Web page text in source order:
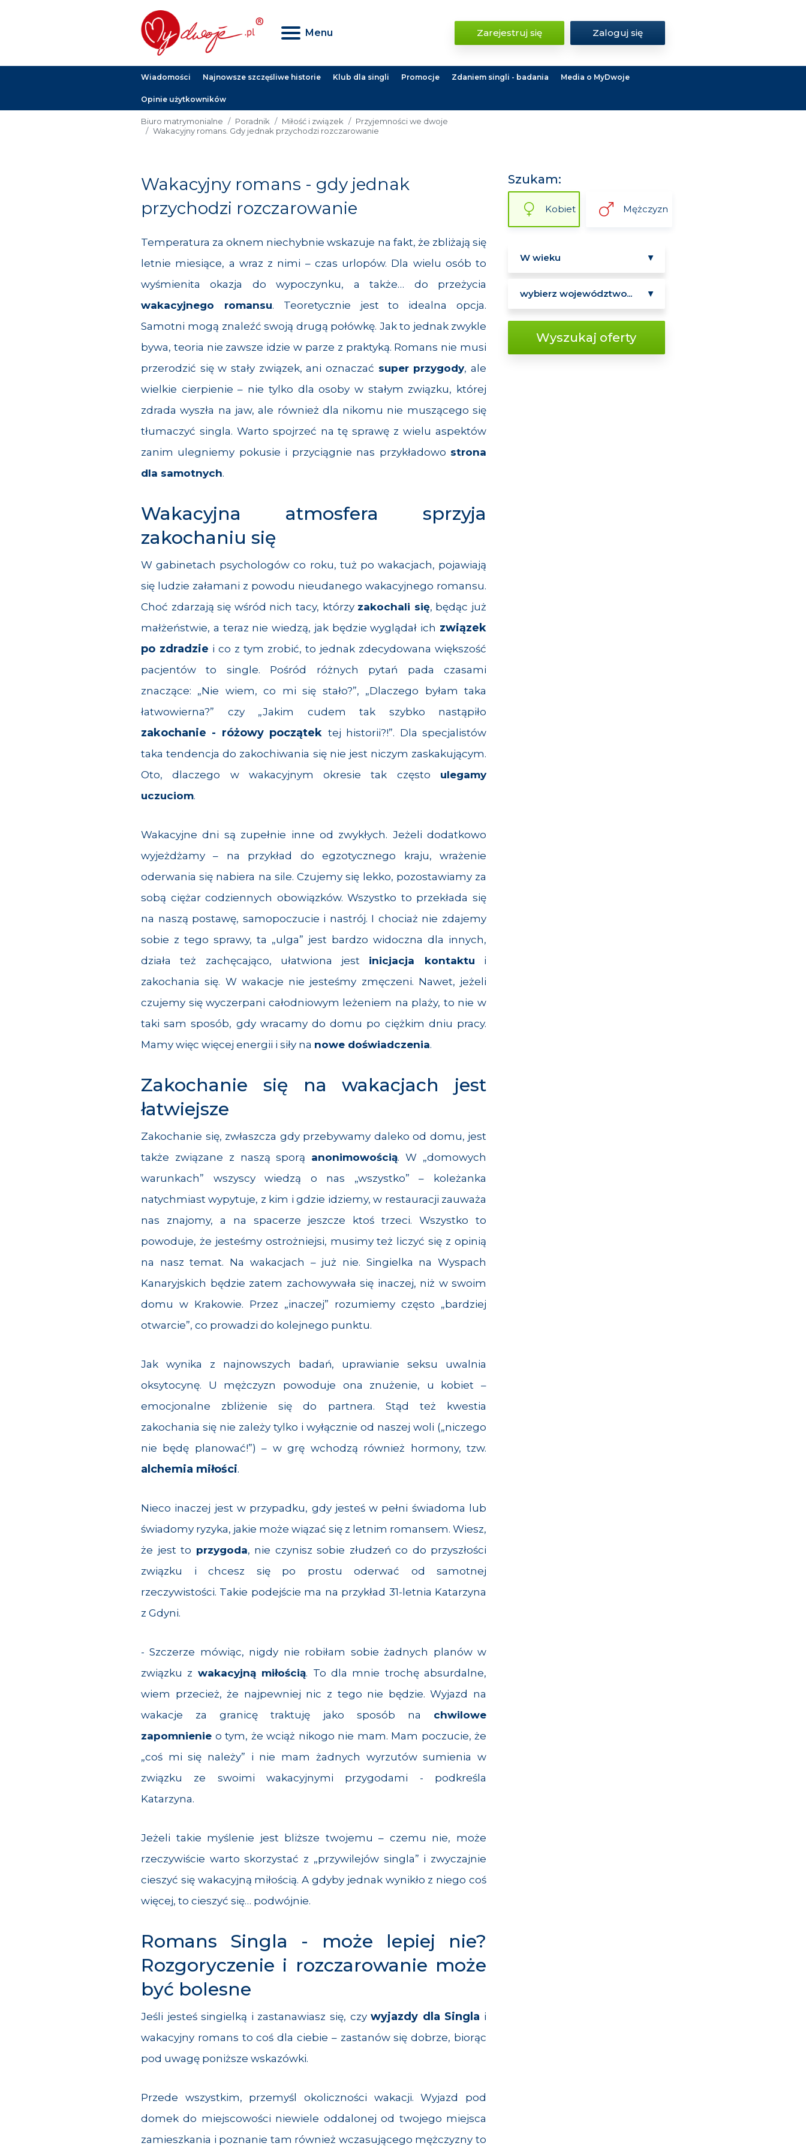
Menu Zarejestruj się Zaloguj się
Wiadomości Najnowsze szczęśliwe historie Klub dla singli Promocje Zdaniem singli - badania Media o MyDwoje
Opinie użytkowników
Biuro matrymonialne Poradnik Miłość i związek
Przyjemności we dwoje
Wakacyjny romans. Gdy jednak przychodzi rozczarowanie
Szukam:
Kobiet Mężczyzn
Wyszukaj oferty
Wakacyjny romans - gdy jednak
przychodzi rozczarowanie
Temperatura za oknem niechybnie wskazuje na fakt, że zbliżają się
letnie miesiące, a wraz z nimi – czas urlopów. Dla wielu osób to
wyśmienita okazja do wypoczynku, a także… do przeżycia
wakacyjnego romansu. Teoretycznie jest to idealna opcja.
Samotni mogą znaleźć swoją drugą połówkę. Jak to jednak zwykle
bywa, teoria nie zawsze idzie w parze z praktyką. Romans nie musi
przerodzić się w stały związek, ani oznaczać super przygody, ale
wielkie cierpienie – nie tylko dla osoby w stałym związku, której
zdrada wyszła na jaw, ale również dla nikomu nie muszącego się
tłumaczyć singla. Warto spojrzeć na tę sprawę z wielu aspektów
zanim ulegniemy pokusie i przyciągnie nas przykładowo strona
dla samotnych.
Wakacyjna atmosfera sprzyja
zakochaniu się
W gabinetach psychologów co roku, tuż po wakacjach, pojawiają
się ludzie załamani z powodu nieudanego wakacyjnego romansu.
Choć zdarzają się wśród nich tacy, którzy zakochali się, będąc już
małżeństwie, a teraz nie wiedzą, jak będzie wyglądał ich związek
po zdradzie i co z tym zrobić, to jednak zdecydowana większość
pacjentów to single. Pośród różnych pytań pada czasami
znaczące: „Nie wiem, co mi się stało?”, „Dlaczego byłam taka
łatwowierna?” czy „Jakim cudem tak szybko nastąpiło
zakochanie - różowy początek tej historii?!”. Dla specjalistów
taka tendencja do zakochiwania się nie jest niczym zaskakującym.
Oto, dlaczego w wakacyjnym okresie tak często ulegamy
uczuciom.
Wakacyjne dni są zupełnie inne od zwykłych. Jeżeli dodatkowo
wyjeżdżamy – na przykład do egzotycznego kraju, wrażenie
oderwania się nabiera na sile. Czujemy się lekko, pozostawiamy za
sobą ciężar codziennych obowiązków. Wszystko to przekłada się
na naszą postawę, samopoczucie i nastrój. I chociaż nie zdajemy
sobie z tego sprawy, ta „ulga” jest bardzo widoczna dla innych,
działa też zachęcająco, ułatwiona jest inicjacja kontaktu i
zakochania się. W wakacje nie jesteśmy zmęczeni. Nawet, jeżeli
czujemy się wyczerpani całodniowym leżeniem na plaży, to nie w
taki sam sposób, gdy wracamy do domu po ciężkim dniu pracy.
Mamy więc więcej energii i siły na nowe doświadczenia.
Zakochanie się na wakacjach jest
łatwiejsze
Zakochanie się, zwłaszcza gdy przebywamy daleko od domu, jest
także związane z naszą sporą anonimowością. W „domowych
warunkach” wszyscy wiedzą o nas „wszystko” – koleżanka
natychmiast wypytuje, z kim i gdzie idziemy, w restauracji zauważa
nas znajomy, a na spacerze jeszcze ktoś trzeci. Wszystko to
powoduje, że jesteśmy ostrożniejsi, musimy też liczyć się z opinią
na nasz temat. Na wakacjach – już nie. Singielka na Wyspach
Kanaryjskich będzie zatem zachowywała się inaczej, niż w swoim
domu w Krakowie. Przez „inaczej” rozumiemy często „bardziej
otwarcie”, co prowadzi do kolejnego punktu.
Jak wynika z najnowszych badań, uprawianie seksu uwalnia
oksytocynę. U mężczyzn powoduje ona znużenie, u kobiet –
emocjonalne zbliżenie się do partnera. Stąd też kwestia
zakochania się nie zależy tylko i wyłącznie od naszej woli („niczego
nie będę planować!”) – w grę wchodzą również hormony, tzw.
alchemia miłości.
Nieco inaczej jest w przypadku, gdy jesteś w pełni świadoma lub
świadomy ryzyka, jakie może wiązać się z letnim romansem. Wiesz,
że jest to przygoda, nie czynisz sobie złudzeń co do przyszłości
związku i chcesz się po prostu oderwać od samotnej
rzeczywistości. Takie podejście ma na przykład 31-letnia Katarzyna
z Gdyni.
- Szczerze mówiąc, nigdy nie robiłam sobie żadnych planów w
związku z wakacyjną miłością. To dla mnie trochę absurdalne,
wiem przecież, że najpewniej nic z tego nie będzie. Wyjazd na
wakacje za granicę traktuję jako sposób na chwilowe
zapomnienie o tym, że wciąż nikogo nie mam. Mam poczucie, że
„coś mi się należy” i nie mam żadnych wyrzutów sumienia w
związku ze swoimi wakacyjnymi przygodami - podkreśla
Katarzyna.
Jeżeli takie myślenie jest bliższe twojemu – czemu nie, może
rzeczywiście warto skorzystać z „przywilejów singla” i zwyczajnie
cieszyć się wakacyjną miłością. A gdyby jednak wynikło z niego coś
więcej, to cieszyć się… podwójnie.
Romans Singla - może lepiej nie?
Rozgoryczenie i rozczarowanie może
być bolesne
Jeśli jesteś singielką i zastanawiasz się, czywyjazdy dla Singla i
wakacyjny romans to coś dla ciebie – zastanów się dobrze, biorąc
pod uwagę poniższe wskazówki.
Przede wszystkim, przemyśl okoliczności wakacji. Wyjazd pod
domek do miejscowości niewiele oddalonej od twojego miejsca
zamieszkania i poznanie tam również wczasującego mężczyzny to